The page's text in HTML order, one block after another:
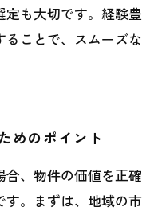
定も大切です。経験豊
ことで、スムーズな
めのポイント
、物件の価値を正確
す。まずは、地域の市